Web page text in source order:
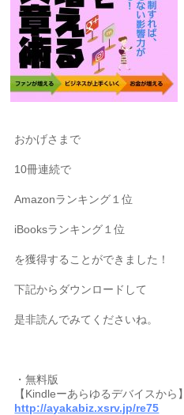
おかげさまで
10冊連続で
Amazonランキング１位
iBooksランキング１位
を獲得することができました！
下記からダウンロードして
是非読んでみてくださいね。
・無料版
【Kindleーあらゆるデバイスから】
http://ayakabiz.xsrv.jp/re75